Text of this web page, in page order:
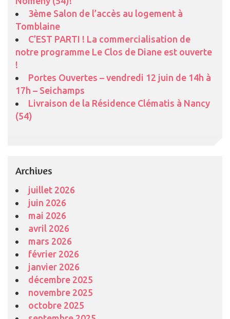
3ème Salon de l’accès au logement à
Tomblaine
C’EST PARTI ! La commercialisation de
notre programme Le Clos de Diane est ouverte
!
Portes Ouvertes – vendredi 12 juin de 14h à
17h – Seichamps
Livraison de la Résidence Clématis à Nancy
(54)
Archives
juillet 2026
juin 2026
mai 2026
avril 2026
mars 2026
février 2026
janvier 2026
décembre 2025
novembre 2025
octobre 2025